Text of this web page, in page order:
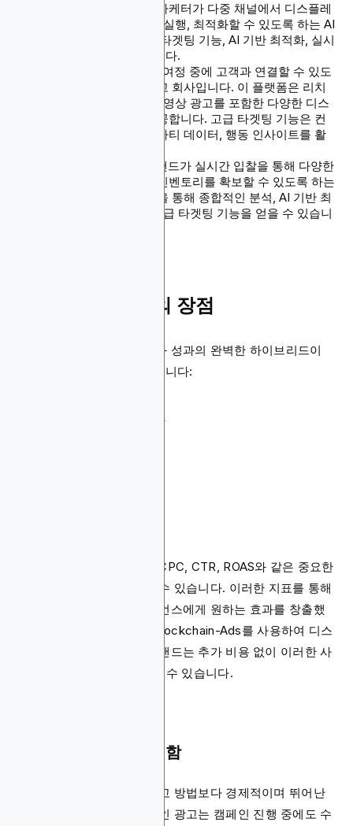
디지털 마케터가 다중 채널에서 디스플레
이 광고 캠페인을 계획, 실행, 최적화할 수 있도록 하는 AI
기반 DSP입니다. 고급 타겟팅 기능, AI 기반 최적화, 실시
간 인사이트를 제공합니다.
: 브랜드가 쇼핑 여정 중에 고객과 연결할 수 있도
록 전문화된 글로벌 광고 회사입니다. 이 플랫폼은 리치
미디어, 이미지 광고, 동영상 광고를 포함한 다양한 디스
플레이 광고 형식을 제공합니다. 고급 타겟팅 기능은 컨
텍스트 시그널, 퍼스트파티 데이터, 행동 인사이트를 활
: 브랜드가 실시간 입찰을 통해 다양한
채널에서 온라인 광고 인벤토리를 확보할 수 있도록 하는
DSP입니다. 이 플랫폼을 통해 종합적인 분석, AI 기반 최
적화, 옴니채널 광고, 고급 타겟팅 기능을 얻을 수 있습니
디스플레이 광고의 장점
디스플레이 광고는 도달률과 성과의 완벽한 하이브리드이
며, 주요 장점은 다음과 같습니다:
비용 효율적이고 유연함
디스플레이 마케팅을 통해 CPC, CTR, ROAS와 같은 중요한
지표를 실시간으로 추적할 수 있습니다. 이러한 지표를 통해
광고주는 광고가 타겟 오디언스에게 원하는 효과를 창출했
는지 판단할 수 있습니다. Blockchain-Ads를 사용하여 디스
플레이 광고를 배포하는 브랜드는 추가 비용 없이 이러한 사
전/사후 캠페인 분석을 받을 수 있습니다.
비용 효율적이고 유연함
디스플레이 광고는 기존 광고 방법보다 경제적이며 뛰어난
유연성을 제공합니다. 온라인 광고는 캠페인 진행 중에도 수